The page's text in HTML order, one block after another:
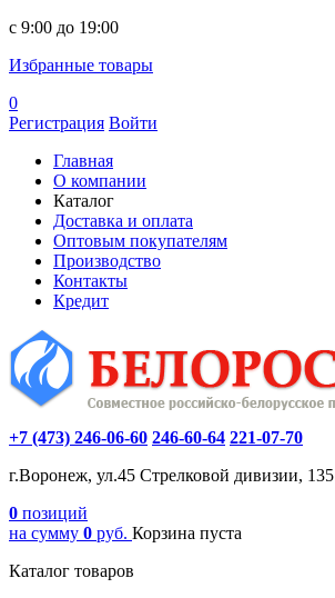
c 9:00 до 19:00
Избранные товары
0
Регистрация Войти
Главная
О компании
Каталог
Доставка и оплата
Оптовым покупателям
Производство
Контакты
Кредит
+7 (473) 246-06-60 246-60-64 221-07-70
г.Воронеж, ул.45 Стрелковой дивизии, 135
0 позиций
на сумму 0 руб. Корзина пуста
Каталог товаров